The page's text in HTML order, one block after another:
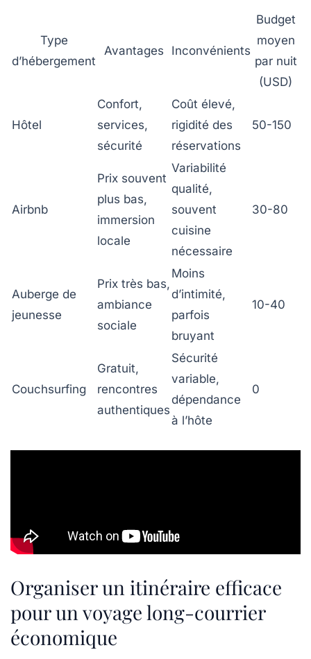
Type
d’hébergement
Avantages Inconvénients
Budget
moyen
par nuit
(USD)
Hôtel
Confort,
services,
sécurité
Coût élevé,
rigidité des
réservations
50-150
Airbnb
Prix souvent
plus bas,
immersion
locale
Variabilité
qualité,
souvent
cuisine
nécessaire
30-80
Auberge de
jeunesse
Prix très bas,
ambiance
sociale
Moins
d’intimité,
parfois
bruyant
10-40
Couchsurfing
Gratuit,
rencontres
authentiques
Sécurité
variable,
dépendance
à l’hôte
0
Organiser un itinéraire efficace
pour un voyage long-courrier
économique